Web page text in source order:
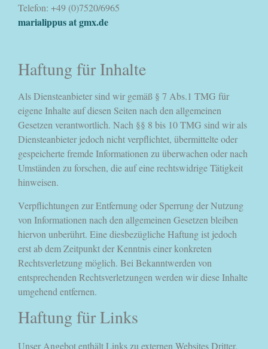
Telefon: +49 (0)7520/6965
marialippus at gmx.de
Haftung für Inhalte
Als Diensteanbieter sind wir gemäß § 7 Abs.1 TMG für
eigene Inhalte auf diesen Seiten nach den allgemeinen
Gesetzen verantwortlich. Nach §§ 8 bis 10 TMG sind wir als
Diensteanbieter jedoch nicht verpflichtet, übermittelte oder
gespeicherte fremde Informationen zu überwachen oder nach
Umständen zu forschen, die auf eine rechtswidrige Tätigkeit
hinweisen.
Verpflichtungen zur Entfernung oder Sperrung der Nutzung
von Informationen nach den allgemeinen Gesetzen bleiben
hiervon unberührt. Eine diesbezügliche Haftung ist jedoch
erst ab dem Zeitpunkt der Kenntnis einer konkreten
Rechtsverletzung möglich. Bei Bekanntwerden von
entsprechenden Rechtsverletzungen werden wir diese Inhalte
umgehend entfernen.
Haftung für Links
Unser Angebot enthält Links zu externen Websites Dritter,